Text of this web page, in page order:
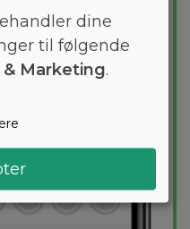
kaloriemål.
dine
til følgende
Marketing.